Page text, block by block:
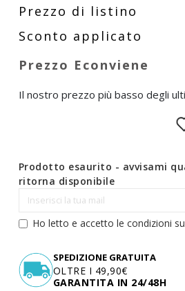
Il nostro prezzo più basso degli
Prodotto esaurito - avvisami
ritorna disponibile
Ho letto e accetto le condizioni
SPEDIZIONE GRATUITA
OLTRE I 49,90€
GARANTITA IN 24/48H